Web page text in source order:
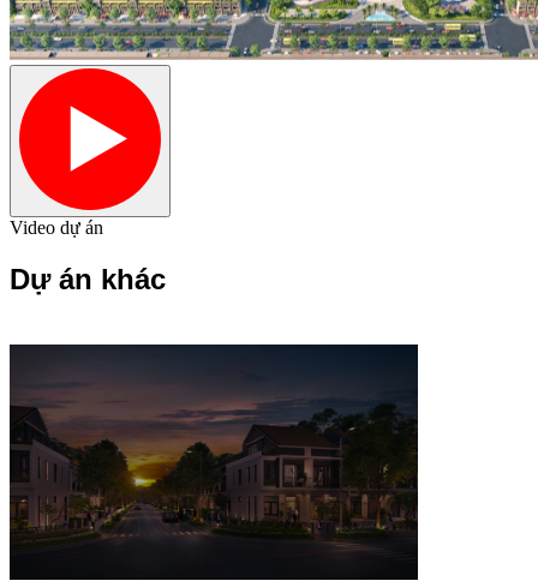
Video dự án
Dự án khác